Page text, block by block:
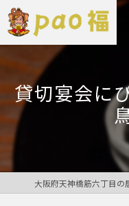
貸切宴会に